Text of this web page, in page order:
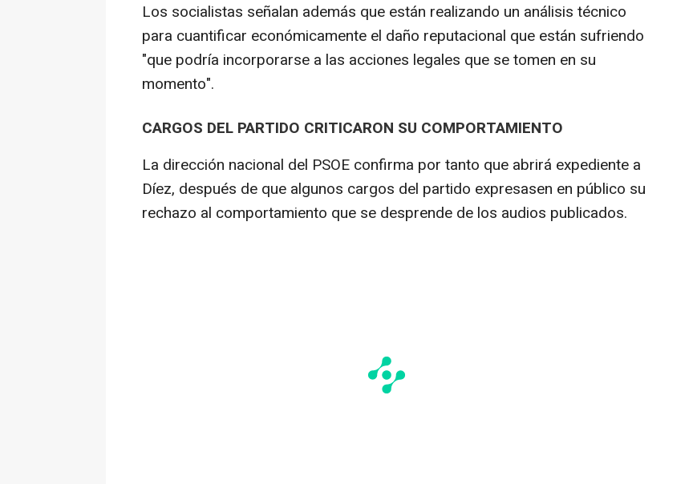
Los socialistas señalan además que están realizando un análisis técnico
para cuantificar económicamente el daño reputacional que están sufriendo
"que podría incorporarse a las acciones legales que se tomen en su
momento".
CARGOS DEL PARTIDO CRITICARON SU COMPORTAMIENTO
La dirección nacional del PSOE confirma por tanto que abrirá expediente a
Díez, después de que algunos cargos del partido expresasen en público su
rechazo al comportamiento que se desprende de los audios publicados.